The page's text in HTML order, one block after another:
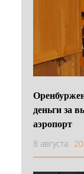
деньги за
аэропорт
8 августа